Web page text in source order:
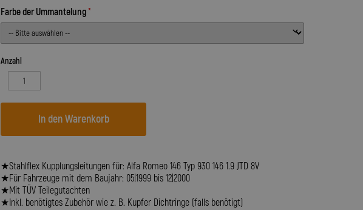
Farbe der Ummantelung
Anzahl
In den Warenkorb
★Stahlflex Kupplungsleitungen für: Alfa Romeo 146 Typ 930 146 1.9 JTD 8V
★Für Fahrzeuge mit dem Baujahr: 05|1999 bis 12|2000
★Mit TÜV Teilegutachten
★Inkl. benötigtes Zubehör wie z. B. Kupfer Dichtringe (falls benötigt)